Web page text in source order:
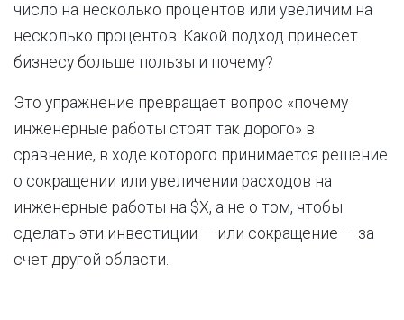
число на несколько процентов или увеличим на
несколько процентов. Какой подход принесет
бизнесу больше пользы и почему?
Это упражнение превращает вопрос «почему
инженерные работы стоят так дорого» в
сравнение, в ходе которого принимается решение
о сокращении или увеличении расходов на
инженерные работы на $X, а не о том, чтобы
сделать эти инвестиции — или сокращение — за
счет другой области.